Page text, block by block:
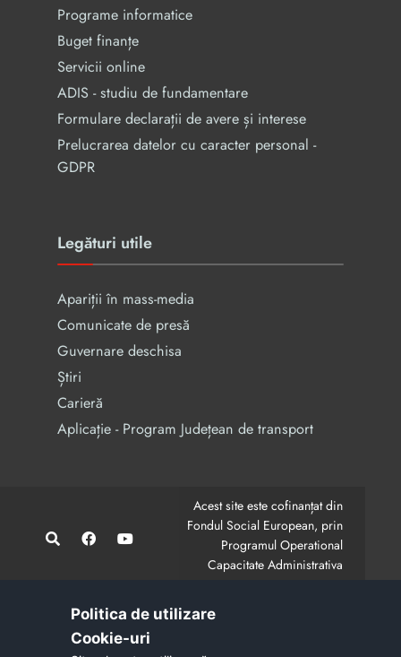
Programe informatice
Buget finanțe
Servicii online
ADIS - studiu de fundamentare
Formulare declarații de avere și interese
Prelucrarea datelor cu caracter personal -
GDPR
Legături utile
Apariții în mass-media
Comunicate de presă
Guvernare deschisa
Știri
Carieră
Aplicație - Program Județean de transport
Acest site este cofinanțat din
Fondul Social European, prin
Programul Operational
Capacitate Administrativa
CodMySmis/Sipoca: 128880/652;
Conținutul acestui site web nu reprezintă în mod
Politica de utilizare
Cookie-uri‎